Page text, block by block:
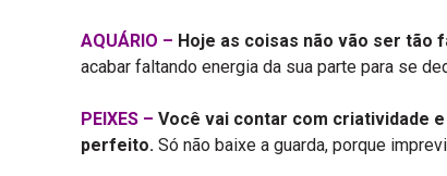
AQUÁRIO – Hoje as coisas não vão ser tão
acabar faltando energia da sua parte para se
PEIXES – Você vai contar com criatividade
perfeito. Só não baixe a guarda, porque